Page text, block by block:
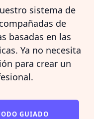
sistema de
de
basadas en las
Ya no necesita
para crear un
GUIADO